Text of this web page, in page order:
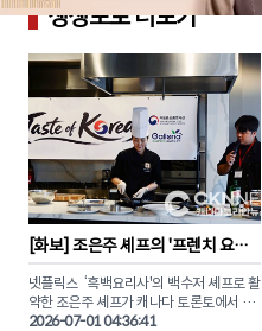
생생포토더보기
[화보] 조은주 셰프의 '프렌치 요리
와 한식의 만남' 토론토 시연회
넷플릭스  ‘흑백요리사'의 백수저 셰프로 활
약한 조은주 셰프가 캐나다 토론토에서 고
품격 K-푸드의 진수를 선보였다.
2026-07-01 04:36:41